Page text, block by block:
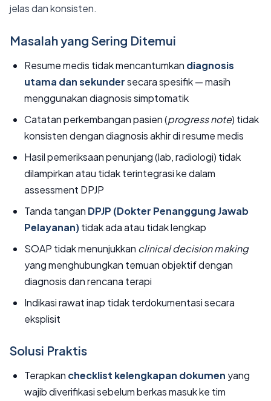
jelas dan konsisten.
Masalah yang Sering Ditemui
Resume medis tidak mencantumkan diagnosis
utama dan sekundersecara spesifik — masih
menggunakan diagnosis simptomatik
Catatan perkembangan pasien (progress note) tidak
konsisten dengan diagnosis akhir di resume medis
Hasil pemeriksaan penunjang (lab, radiologi) tidak
dilampirkan atau tidak terintegrasi ke dalam
assessment DPJP
Tanda tangan DPJP (Dokter Penanggung Jawab
Pelayanan)tidak ada atau tidak lengkap
SOAP tidak menunjukkan clinical decision making
yang menghubungkan temuan objektif dengan
diagnosis dan rencana terapi
Indikasi rawat inap tidak terdokumentasi secara
eksplisit
Solusi Praktis
Terapkan checklist kelengkapan dokumen yang
wajib diverifikasi sebelum berkas masuk ke tim